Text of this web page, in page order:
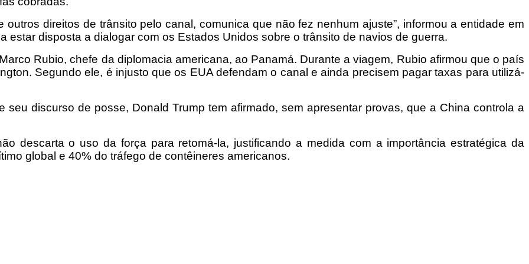
outros direitos de trânsito pelo canal, comunica que não fez nenhum ajuste”, informou a entidade em
estar disposta a dialogar com os Estados Unidos sobre o trânsito de navios de guerra.
Rubio, chefe da diplomacia americana, ao Panamá. Durante a viagem, Rubio afirmou que o país
Segundo ele, é injusto que os EUA defendam o canal e ainda precisem pagar taxas para utilizá-
discurso de posse, Donald Trump tem afirmado, sem apresentar provas, que a China controla a
descarta o uso da força para retomá-la, justificando a medida com a importância estratégica da
global e 40% do tráfego de contêineres americanos.